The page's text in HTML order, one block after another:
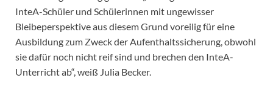
InteA-Schüler und Schülerinnen mit ungewisser
Bleibeperspektive aus diesem Grund voreilig für eine
Ausbildung zum Zweck der Aufenthaltssicherung, obwohl
sie dafür noch nicht reif sind und brechen den InteA-
Unterricht ab“, weiß Julia Becker.